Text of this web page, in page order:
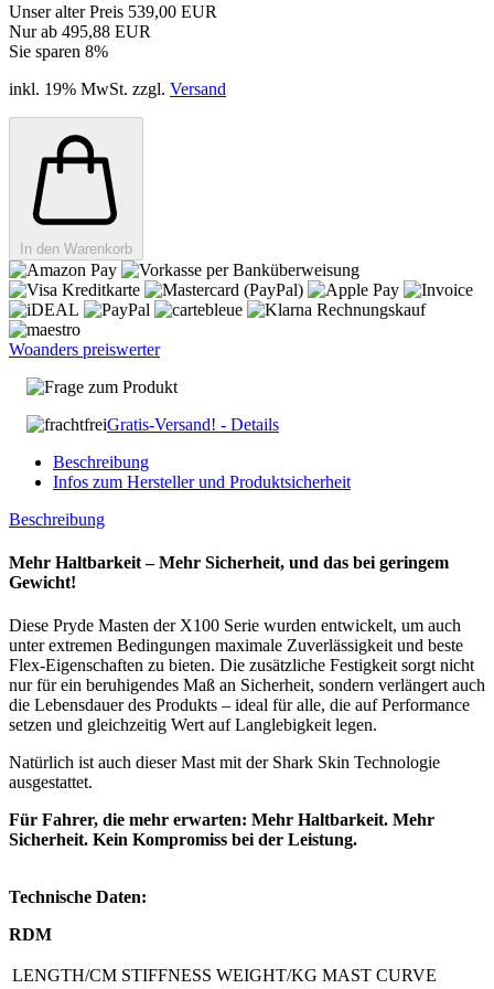
Unser alter Preis 539,00 EUR
Nur ab 495,88 EUR
Sie sparen 8%
inkl. 19% MwSt. zzgl. Versand
In den Warenkorb
Woanders preiswerter
Frage zum Produkt
Gratis-Versand! - Details
Beschreibung
Infos zum Hersteller und Produktsicherheit
Beschreibung
Mehr Haltbarkeit – Mehr Sicherheit, und das bei geringem
Gewicht!
Diese Pryde Masten der X100 Serie wurden entwickelt, um auch
unter extremen Bedingungen maximale Zuverlässigkeit und beste
Flex-Eigenschaften zu bieten. Die zusätzliche Festigkeit sorgt nicht
nur für ein beruhigendes Maß an Sicherheit, sondern verlängert auch
die Lebensdauer des Produkts – ideal für alle, die auf Performance
setzen und gleichzeitig Wert auf Langlebigkeit legen.
Natürlich ist auch dieser Mast mit der Shark Skin Technologie
ausgestattet.
Für Fahrer, die mehr erwarten: Mehr Haltbarkeit. Mehr
Sicherheit. Kein Kompromiss bei der Leistung.
Technische Daten:
RDM
LENGTH/CM STIFFNESS WEIGHT/KG MAST CURVE